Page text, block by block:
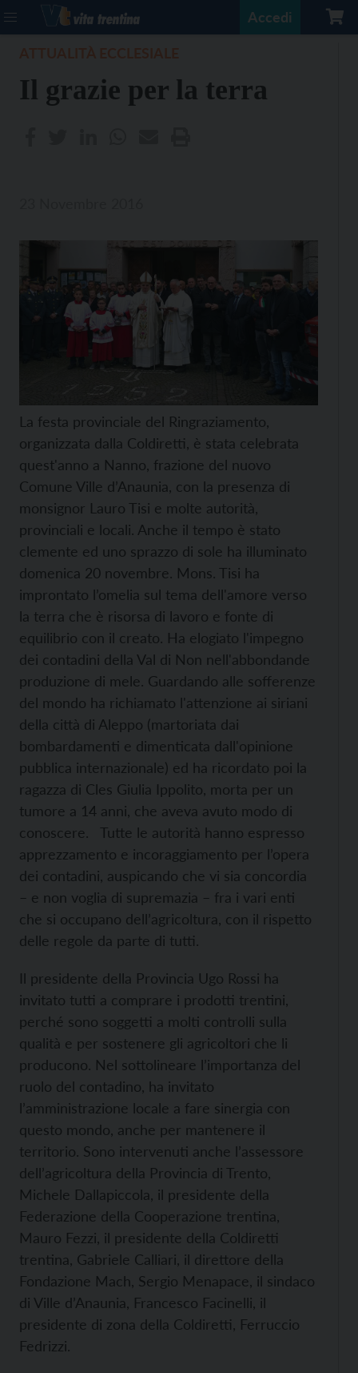
Accedi
Il grazie per la terra
La festa provinciale del Ringraziamento,
organizzata dalla Coldiretti, è stata celebrata
quest'anno a Nanno, frazione del nuovo
Comune Ville d’Anaunia, con la presenza di
monsignor Lauro Tisi e molte autorità,
provinciali e locali. Anche il tempo è stato
clemente ed uno sprazzo di sole ha illuminato
domenica 20 novembre. Mons. Tisi ha
improntato l’omelia sul tema dell'amore verso
la terra che è risorsa di lavoro e fonte di
equilibrio con il creato. Ha elogiato l'impegno
dei contadini della Val di Non nell'abbondande
produzione di mele. Guardando alle sofferenze
del mondo ha richiamato l'attenzione ai siriani
della città di Aleppo (martoriata dai
bombardamenti e dimenticata dall'opinione
pubblica internazionale) ed ha ricordato poi la
ragazza di Cles Giulia Ippolito, morta per un
tumore a 14 anni, che aveva avuto modo di
conoscere. Tutte le autorità hanno espresso
apprezzamento e incoraggiamento per l’opera
dei contadini, auspicando che vi sia concordia
– e non voglia di supremazia – fra i vari enti
che si occupano dell’agricoltura, con il rispetto
delle regole da parte di tutti.
Il presidente della Provincia Ugo Rossi ha
invitato tutti a comprare i prodotti trentini,
perché sono soggetti a molti controlli sulla
qualità e per sostenere gli agricoltori che li
producono. Nel sottolineare l’importanza del
ruolo del contadino, ha invitato
l’amministrazione locale a fare sinergia con
questo mondo, anche per mantenere il
territorio. Sono intervenuti anche l’assessore
dell’agricoltura della Provincia di Trento,
Michele Dallapiccola, il presidente della
Federazione della Cooperazione trentina,
Mauro Fezzi, il presidente della Coldiretti
trentina, Gabriele Calliari, il direttore della
Fondazione Mach, Sergio Menapace, il sindaco
di Ville d’Anaunia, Francesco Facinelli, il
presidente di zona della Coldiretti, Ferruccio
Fedrizzi.